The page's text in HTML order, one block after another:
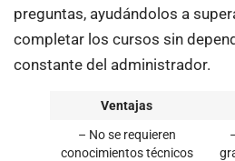
preguntas, ayudándolos a
completar los cursos sin
constante del administrador.
Ventajas
– No se requieren
conocimientos técnicos